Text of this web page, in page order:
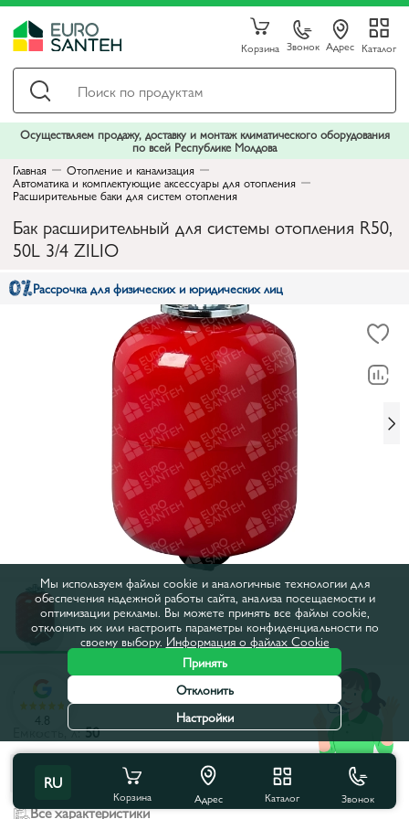
Корзина Звонок Адрес Каталог
Осуществляем продажу, доставку и монтаж климатического оборудования
по всей Республике Молдова
Главная
Отопление и канализация
Автоматика и комплектующие аксессуары для отопления
Расширительные баки для систем отопления
Бак расширительный для системы отопления R50,
50L 3/4 ZILIO
Рассрочка для физических и юридических лиц
Код товара:
Емкость, л:50
12
18 24 35
50
Все характеристики
RU
Корзина Адрес Каталог Звонок
4.8
Мы используем файлы cookie и аналогичные технологии для
обеспечения надежной работы сайта, анализа посещаемости и
оптимизации рекламы. Вы можете принять все файлы cookie,
отклонить их или настроить параметры конфиденциальности по
своему выбору. Информация о файлах Cookie
Принять
Отклонить
Настройки